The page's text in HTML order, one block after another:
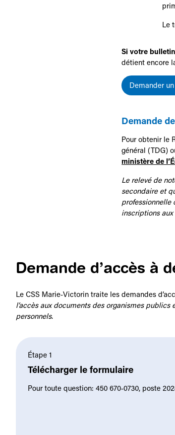
Le
Si votre
détient encore
Demander
Demande
Pour obtenir le
général (TDG)
ministère de
Le relevé de
secondaire et
professionnelle
inscriptions
Demande d’accès à
Le CSS Marie‑Victorin traite les demandes
l’accès aux documents des organismes
personnels.
Étape 1
Télécharger le formulaire
Pour toute question: 450 670‑0730, poste